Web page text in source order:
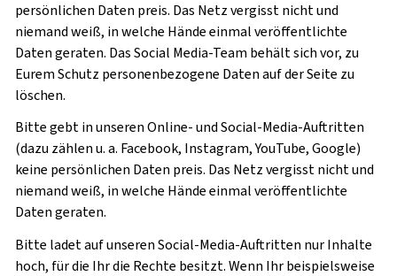
persönlichen Daten preis. Das Netz vergisst nicht und
niemand weiß, in welche Hände einmal veröffentlichte
Daten geraten. Das Social Media-Team behält sich vor, zu
Eurem Schutz personenbezogene Daten auf der Seite zu
löschen.
Bitte gebt in unseren Online- und Social-Media-Auftritten
(dazu zählen u. a. Facebook, Instagram, YouTube, Google)
keine persönlichen Daten preis. Das Netz vergisst nicht und
niemand weiß, in welche Hände einmal veröffentlichte
Daten geraten.
Bitte ladet auf unseren Social-Media-Auftritten nur Inhalte
hoch, für die Ihr die Rechte besitzt. Wenn Ihr beispielsweise